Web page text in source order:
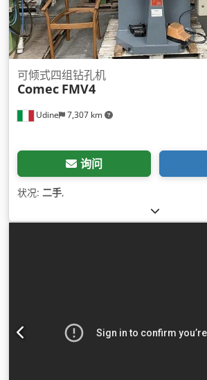
Udine 7,307 km
可倾式四组钻孔机
Comec FMV4
询问
状况: 二手,